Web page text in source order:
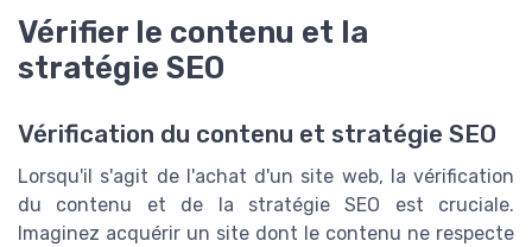
Vérifier le contenu et la
stratégie SEO
Vérification du contenu et stratégie SEO
Lorsqu'il s'agit de l'achat d'un site web, la vérification
du contenu et de la stratégie SEO est cruciale.
Imaginez acquérir un site dont le contenu ne respecte